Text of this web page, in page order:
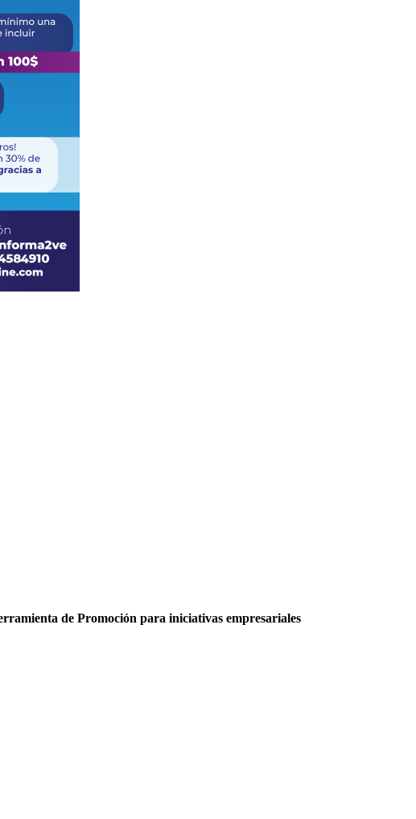
de Promoción para iniciativas empresariales